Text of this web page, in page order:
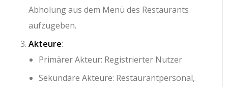
Abholung aus dem Menü des Restaurants
aufzugeben.
Akteure:
Primärer Akteur: Registrierter Nutzer
Sekundäre Akteure: Restaurantpersonal,